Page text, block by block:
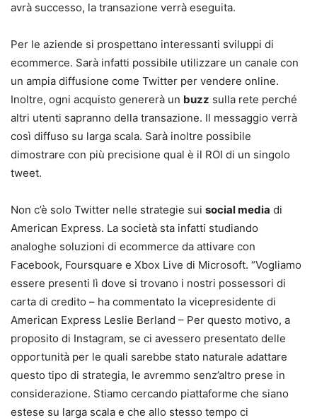
avrà successo, la transazione verrà eseguita.
Per le aziende si prospettano interessanti sviluppi di
ecommerce. Sarà infatti possibile utilizzare un canale con
un ampia diffusione come Twitter per vendere online.
Inoltre, ogni acquisto genererà un buzz sulla rete perché
altri utenti sapranno della transazione. Il messaggio verrà
così diffuso su larga scala. Sarà inoltre possibile
dimostrare con più precisione qual è il ROI di un singolo
tweet.
Non c’è solo Twitter nelle strategie sui social media di
American Express. La società sta infatti studiando
analoghe soluzioni di ecommerce da attivare con
Facebook, Foursquare e Xbox Live di Microsoft. “Vogliamo
essere presenti lì dove si trovano i nostri possessori di
carta di credito – ha commentato la vicepresidente di
American Express Leslie Berland – Per questo motivo, a
proposito di Instagram, se ci avessero presentato delle
opportunità per le quali sarebbe stato naturale adattare
questo tipo di strategia, le avremmo senz’altro prese in
considerazione. Stiamo cercando piattaforme che siano
estese su larga scala e che allo stesso tempo ci